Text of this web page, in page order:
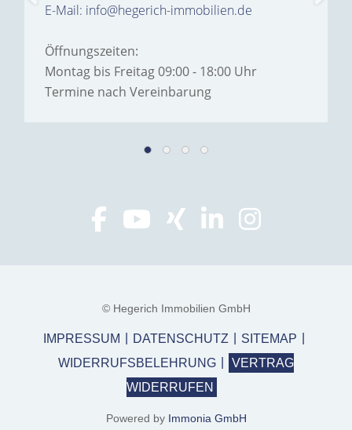
E-Mail: info@hegerich-immobilien.de
Öffnungszeiten:
Montag bis Freitag 09:00 - 18:00 Uhr
Termine nach Vereinbarung
© Hegerich Immobilien GmbH
IMPRESSUM DATENSCHUTZ
SITEMAP
WIDERRUFSBELEHRUNG
VERTRAG
WIDERRUFEN
Powered by Immonia GmbH